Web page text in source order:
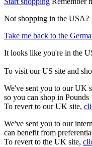
Not shopping in the USA?
Take me back to the
It looks like you're in the
To visit our US site and
We've sent you to our UK
so you can shop in Pounds
To revert to our UK site,
We've sent you to our
can benefit from
To revert to the UK site,